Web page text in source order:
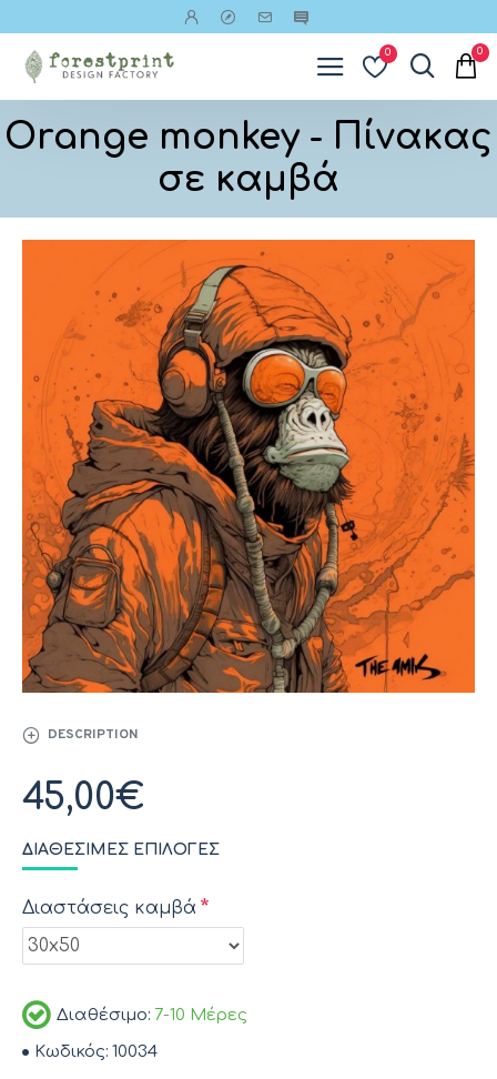
0 0
Orange monkey - Πίνακας
σε καμβά
DESCRIPTION
Διαθέσιμο: 7-10 Μέρες
Κωδικός: 10034
45,00€
ΔΙΑΘΈΣΙΜΕΣ ΕΠΙΛΟΓΈΣ
Διαστάσεις καμβά